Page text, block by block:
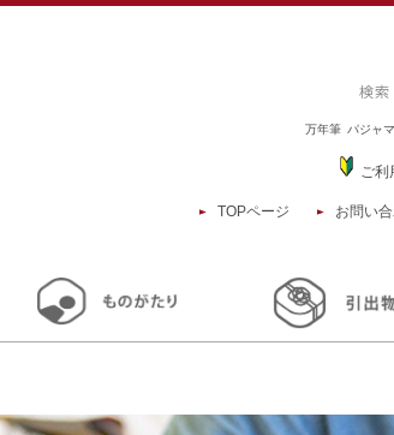
万年筆 パジャマ
ご利
TOPページ お問い